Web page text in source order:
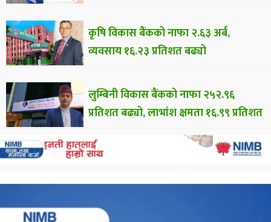
कृषि विकास बैंकको नाफा २.६३ अर्ब,
व्यवसाय १६.२३ प्रतिशत बढ्यो
लुम्बिनी विकास बैंकको नाफा २५२.९६
प्रतिशत बढ्यो, लाभांश क्षमता १६.९९ प्रतिशत